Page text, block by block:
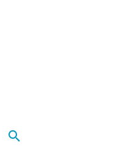
Rechercher